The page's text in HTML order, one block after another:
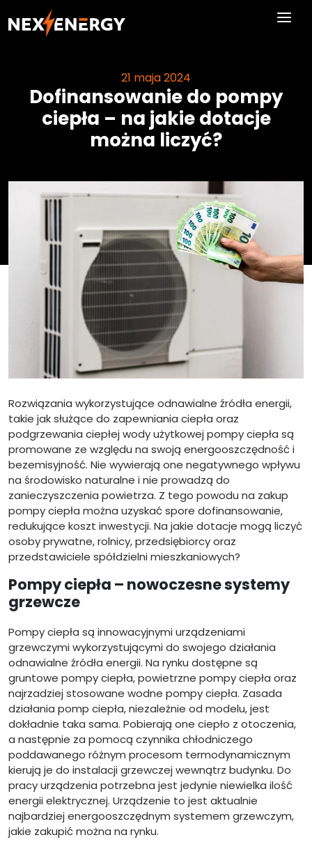
Skip to main content
21 maja 2024
Dofinansowanie do pompy
ciepła – na jakie dotacje
można liczyć?
Rozwiązania wykorzystujące odnawialne źródła energii,
takie jak służące do zapewniania ciepła oraz
podgrzewania ciepłej wody użytkowej pompy ciepła są
promowane ze względu na swoją energooszczędność i
bezemisyjność. Nie wywierają one negatywnego wpływu
na środowisko naturalne i nie prowadzą do
zanieczyszczenia powietrza. Z tego powodu na zakup
pompy ciepła można uzyskać spore dofinansowanie,
redukujące koszt inwestycji. Na jakie dotacje mogą liczyć
osoby prywatne, rolnicy, przedsiębiorcy oraz
przedstawiciele spółdzielni mieszkaniowych?
Pompy ciepła – nowoczesne systemy
grzewcze
Pompy ciepła są innowacyjnymi urządzeniami
grzewczymi wykorzystującymi do swojego działania
odnawialne źródła energii. Na rynku dostępne są
gruntowe pompy ciepła, powietrzne pompy ciepła oraz
najrzadziej stosowane wodne pompy ciepła. Zasada
działania pomp ciepła, niezależnie od modelu, jest
dokładnie taka sama. Pobierają one ciepło z otoczenia,
a następnie za pomocą czynnika chłodniczego
poddawanego różnym procesom termodynamicznym
kierują je do instalacji grzewczej wewnątrz budynku. Do
pracy urządzenia potrzebna jest jedynie niewielka ilość
energii elektrycznej. Urządzenie to jest aktualnie
najbardziej energooszczędnym systemem grzewczym,
jakie zakupić można na rynku.